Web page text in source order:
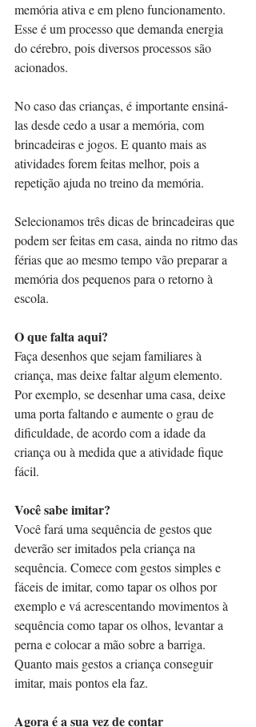
memória ativa e em pleno funcionamento.
Esse é um processo que demanda energia
do cérebro, pois diversos processos são
acionados.
No caso das crianças, é importante ensiná-
las desde cedo a usar a memória, com
brincadeiras e jogos. E quanto mais as
atividades forem feitas melhor, pois a
repetição ajuda no treino da memória.
Selecionamos três dicas de brincadeiras que
podem ser feitas em casa, ainda no ritmo das
férias que ao mesmo tempo vão preparar a
memória dos pequenos para o retorno à
escola.
O que falta aqui?
Faça desenhos que sejam familiares à
criança, mas deixe faltar algum elemento.
Por exemplo, se desenhar uma casa, deixe
uma porta faltando e aumente o grau de
dificuldade, de acordo com a idade da
criança ou à medida que a atividade fique
fácil.
Você sabe imitar?
Você fará uma sequência de gestos que
deverão ser imitados pela criança na
sequência. Comece com gestos simples e
fáceis de imitar, como tapar os olhos por
exemplo e vá acrescentando movimentos à
sequência como tapar os olhos, levantar a
perna e colocar a mão sobre a barriga.
Quanto mais gestos a criança conseguir
imitar, mais pontos ela faz.
Agora é a sua vez de contar